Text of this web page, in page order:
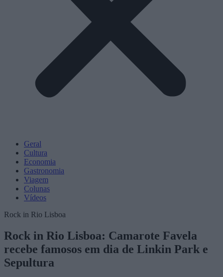
Geral
Cultura
Economia
Gastronomia
Viagem
Colunas
Vídeos
Rock in Rio Lisboa
Rock in Rio Lisboa: Camarote Favela
recebe famosos em dia de Linkin Park e
Sepultura